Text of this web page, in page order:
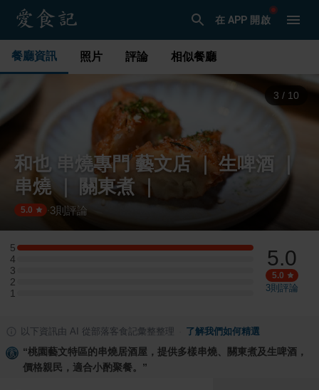
在 APP 開啟
餐廳資訊 照片 評論 相似餐廳
3 / 10
和也 串燒專門 藝文店 ｜ 生啤酒 ｜
串燒 ｜ 關東煮 ｜
5.0 ·3則評論
5
5 星：1 則評論
4
4 星：0 則評論
3
3 星：0 則評論
2
2 星：0 則評論
1
1 星：0 則評論
5.0
5.0
3則評論
以下資訊由 AI 從部落客食記彙整整理 了解我們如何精選
“桃園藝文特區的串燒居酒屋，提供多樣串燒、關東煮及生啤酒，
價格親民，適合小酌聚餐。 ”